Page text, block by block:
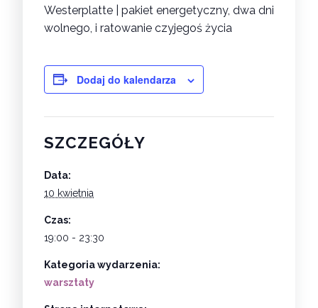
Westerplatte | pakiet energetyczny, dwa dni
wolnego, i ratowanie czyjegoś życia
Dodaj do kalendarza
SZCZEGÓŁY
Data:
10 kwietnia
Czas:
19:00 - 23:30
Kategoria wydarzenia:
warsztaty